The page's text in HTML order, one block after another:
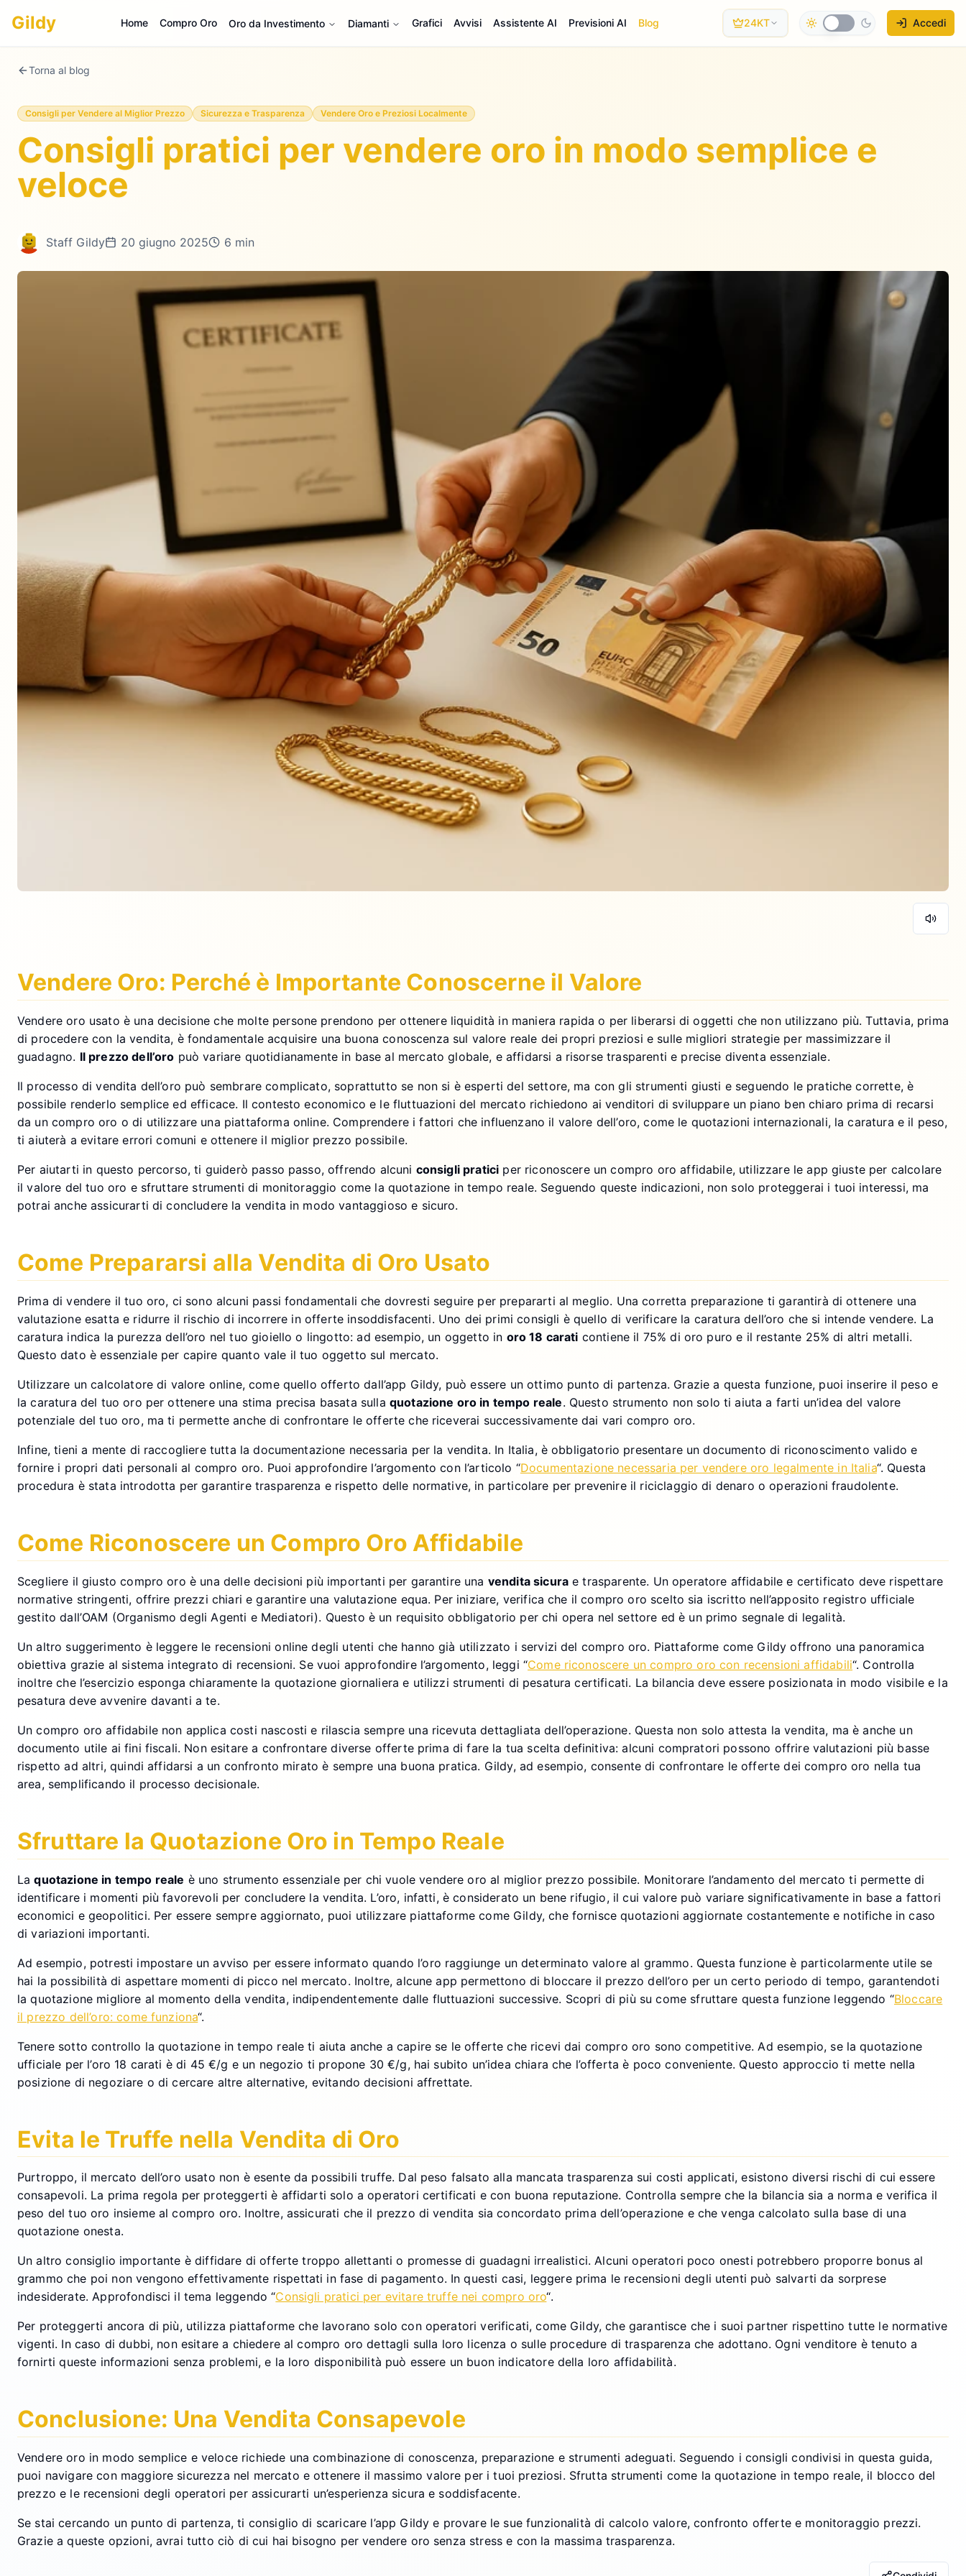
Gildy Home Compro Oro Oro da Investimento Diamanti Grafici Avvisi Assistente AI Previsioni AI Blog 24KT Accedi
Torna al blog
Consigli per Vendere al Miglior Prezzo Sicurezza e Trasparenza Vendere Oro e Preziosi Localmente
Consigli pratici per vendere oro in modo semplice e
veloce
Staff Gildy 20 giugno 2025 6 min
Vendere Oro: Perché è Importante Conoscerne il Valore
Vendere oro usato è una decisione che molte persone prendono per ottenere liquidità in maniera rapida o per liberarsi di oggetti che non utilizzano più. Tuttavia, prima
di procedere con la vendita, è fondamentale acquisire una buona conoscenza sul valore reale dei propri preziosi e sulle migliori strategie per massimizzare il
guadagno. Il prezzo dell’oro può variare quotidianamente in base al mercato globale, e affidarsi a risorse trasparenti e precise diventa essenziale.
Il processo di vendita dell’oro può sembrare complicato, soprattutto se non si è esperti del settore, ma con gli strumenti giusti e seguendo le pratiche corrette, è
possibile renderlo semplice ed efficace. Il contesto economico e le fluttuazioni del mercato richiedono ai venditori di sviluppare un piano ben chiaro prima di recarsi
da un compro oro o di utilizzare una piattaforma online. Comprendere i fattori che influenzano il valore dell’oro, come le quotazioni internazionali, la caratura e il peso,
ti aiuterà a evitare errori comuni e ottenere il miglior prezzo possibile.
Per aiutarti in questo percorso, ti guiderò passo passo, offrendo alcuni consigli pratici per riconoscere un compro oro affidabile, utilizzare le app giuste per calcolare
il valore del tuo oro e sfruttare strumenti di monitoraggio come la quotazione in tempo reale. Seguendo queste indicazioni, non solo proteggerai i tuoi interessi, ma
potrai anche assicurarti di concludere la vendita in modo vantaggioso e sicuro.
Come Prepararsi alla Vendita di Oro Usato
Prima di vendere il tuo oro, ci sono alcuni passi fondamentali che dovresti seguire per prepararti al meglio. Una corretta preparazione ti garantirà di ottenere una
valutazione esatta e ridurre il rischio di incorrere in offerte insoddisfacenti. Uno dei primi consigli è quello di verificare la caratura dell’oro che si intende vendere. La
caratura indica la purezza dell’oro nel tuo gioiello o lingotto: ad esempio, un oggetto in oro 18 carati contiene il 75% di oro puro e il restante 25% di altri metalli.
Questo dato è essenziale per capire quanto vale il tuo oggetto sul mercato.
Utilizzare un calcolatore di valore online, come quello offerto dall’app Gildy, può essere un ottimo punto di partenza. Grazie a questa funzione, puoi inserire il peso e
la caratura del tuo oro per ottenere una stima precisa basata sulla quotazione oro in tempo reale. Questo strumento non solo ti aiuta a farti un’idea del valore
potenziale del tuo oro, ma ti permette anche di confrontare le offerte che riceverai successivamente dai vari compro oro.
Infine, tieni a mente di raccogliere tutta la documentazione necessaria per la vendita. In Italia, è obbligatorio presentare un documento di riconoscimento valido e
fornire i propri dati personali al compro oro. Puoi approfondire l’argomento con l’articolo “Documentazione necessaria per vendere oro legalmente in Italia“. Questa
procedura è stata introdotta per garantire trasparenza e rispetto delle normative, in particolare per prevenire il riciclaggio di denaro o operazioni fraudolente.
Come Riconoscere un Compro Oro Affidabile
Scegliere il giusto compro oro è una delle decisioni più importanti per garantire una vendita sicura e trasparente. Un operatore affidabile e certificato deve rispettare
normative stringenti, offrire prezzi chiari e garantire una valutazione equa. Per iniziare, verifica che il compro oro scelto sia iscritto nell’apposito registro ufficiale
gestito dall’OAM (Organismo degli Agenti e Mediatori). Questo è un requisito obbligatorio per chi opera nel settore ed è un primo segnale di legalità.
Un altro suggerimento è leggere le recensioni online degli utenti che hanno già utilizzato i servizi del compro oro. Piattaforme come Gildy offrono una panoramica
obiettiva grazie al sistema integrato di recensioni. Se vuoi approfondire l’argomento, leggi “Come riconoscere un compro oro con recensioni affidabili“. Controlla
inoltre che l’esercizio esponga chiaramente la quotazione giornaliera e utilizzi strumenti di pesatura certificati. La bilancia deve essere posizionata in modo visibile e la
pesatura deve avvenire davanti a te.
Un compro oro affidabile non applica costi nascosti e rilascia sempre una ricevuta dettagliata dell’operazione. Questa non solo attesta la vendita, ma è anche un
documento utile ai fini fiscali. Non esitare a confrontare diverse offerte prima di fare la tua scelta definitiva: alcuni compratori possono offrire valutazioni più basse
rispetto ad altri, quindi affidarsi a un confronto mirato è sempre una buona pratica. Gildy, ad esempio, consente di confrontare le offerte dei compro oro nella tua
area, semplificando il processo decisionale.
Sfruttare la Quotazione Oro in Tempo Reale
Laquotazione in tempo reale è uno strumento essenziale per chi vuole vendere oro al miglior prezzo possibile. Monitorare l’andamento del mercato ti permette di
identificare i momenti più favorevoli per concludere la vendita. L’oro, infatti, è considerato un bene rifugio, il cui valore può variare significativamente in base a fattori
economici e geopolitici. Per essere sempre aggiornato, puoi utilizzare piattaforme come Gildy, che fornisce quotazioni aggiornate costantemente e notifiche in caso
di variazioni importanti.
Ad esempio, potresti impostare un avviso per essere informato quando l’oro raggiunge un determinato valore al grammo. Questa funzione è particolarmente utile se
hai la possibilità di aspettare momenti di picco nel mercato. Inoltre, alcune app permettono di bloccare il prezzo dell’oro per un certo periodo di tempo, garantendoti
la quotazione migliore al momento della vendita, indipendentemente dalle fluttuazioni successive. Scopri di più su come sfruttare questa funzione leggendo “Bloccare
il prezzo dell’oro: come funziona“.
Tenere sotto controllo la quotazione in tempo reale ti aiuta anche a capire se le offerte che ricevi dai compro oro sono competitive. Ad esempio, se la quotazione
ufficiale per l’oro 18 carati è di 45 €/g e un negozio ti propone 30 €/g, hai subito un’idea chiara che l’offerta è poco conveniente. Questo approccio ti mette nella
posizione di negoziare o di cercare altre alternative, evitando decisioni affrettate.
Evita le Truffe nella Vendita di Oro
Purtroppo, il mercato dell’oro usato non è esente da possibili truffe. Dal peso falsato alla mancata trasparenza sui costi applicati, esistono diversi rischi di cui essere
consapevoli. La prima regola per proteggerti è affidarti solo a operatori certificati e con buona reputazione. Controlla sempre che la bilancia sia a norma e verifica il
peso del tuo oro insieme al compro oro. Inoltre, assicurati che il prezzo di vendita sia concordato prima dell’operazione e che venga calcolato sulla base di una
quotazione onesta.
Un altro consiglio importante è diffidare di offerte troppo allettanti o promesse di guadagni irrealistici. Alcuni operatori poco onesti potrebbero proporre bonus al
grammo che poi non vengono effettivamente rispettati in fase di pagamento. In questi casi, leggere prima le recensioni degli utenti può salvarti da sorprese
indesiderate. Approfondisci il tema leggendo “Consigli pratici per evitare truffe nei compro oro“.
Per proteggerti ancora di più, utilizza piattaforme che lavorano solo con operatori verificati, come Gildy, che garantisce che i suoi partner rispettino tutte le normative
vigenti. In caso di dubbi, non esitare a chiedere al compro oro dettagli sulla loro licenza o sulle procedure di trasparenza che adottano. Ogni venditore è tenuto a
fornirti queste informazioni senza problemi, e la loro disponibilità può essere un buon indicatore della loro affidabilità.
Conclusione: Una Vendita Consapevole
Vendere oro in modo semplice e veloce richiede una combinazione di conoscenza, preparazione e strumenti adeguati. Seguendo i consigli condivisi in questa guida,
puoi navigare con maggiore sicurezza nel mercato e ottenere il massimo valore per i tuoi preziosi. Sfrutta strumenti come la quotazione in tempo reale, il blocco del
prezzo e le recensioni degli operatori per assicurarti un’esperienza sicura e soddisfacente.
Se stai cercando un punto di partenza, ti consiglio di scaricare l’app Gildy e provare le sue funzionalità di calcolo valore, confronto offerte e monitoraggio prezzi.
Grazie a queste opzioni, avrai tutto ciò di cui hai bisogno per vendere oro senza stress e con la massima trasparenza.